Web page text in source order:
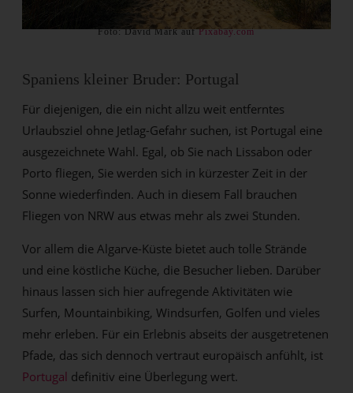
Foto: David Mark aufPixabay.com
Spaniens kleiner Bruder: Portugal
Für diejenigen, die ein nicht allzu weit entferntes
Urlaubsziel ohne Jetlag-Gefahr suchen, ist Portugal eine
ausgezeichnete Wahl. Egal, ob Sie nach Lissabon oder
Porto fliegen, Sie werden sich in kürzester Zeit in der
Sonne wiederfinden. Auch in diesem Fall brauchen
Fliegen von NRW aus etwas mehr als zwei Stunden.
Vor allem die Algarve-Küste bietet auch tolle Strände
und eine köstliche Küche, die Besucher lieben. Darüber
hinaus lassen sich hier aufregende Aktivitäten wie
Surfen, Mountainbiking, Windsurfen, Golfen und vieles
mehr erleben. Für ein Erlebnis abseits der ausgetretenen
Pfade, das sich dennoch vertraut europäisch anfühlt, ist
Portugal definitiv eine Überlegung wert.